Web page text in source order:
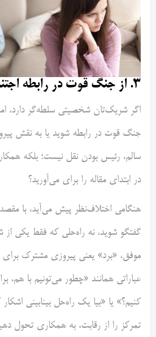
۳. از جنگ قوت در رابطه اجتناب کنید
اگر شریک‌تان شخصیتی سلطه‌گر دارد،
جنگ قوت در رابطه شوید یا به نقش
سالم، رئیس بودن نقل نیست؛ بلکه
در ابتدای مقاله را برای می‌آورید؟
هنگامی اختلاف‌نظر پیش می‌آید، با
گفتگو شوید، نه راه‌حلی که فقط یکی از
موفق، «برد» یعنی پیروزی مشترک برای
عباراتی همانند «چطور می‌تونیم با هم،
کنیم؟» یا «بیا یک راه‌حل بینابینی
تمرکز را از رقابت، به همکاری تحول